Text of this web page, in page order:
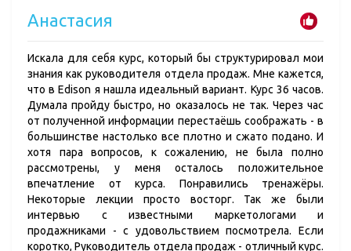
Анастасия
Искала для себя курс, который бы структурировал мои
знания как руководителя отдела продаж. Мне кажется,
что в Edison я нашла идеальный вариант. Курс 36 часов.
Думала пройду быстро, но оказалось не так. Через час
от полученной информации перестаёшь соображать - в
большинстве настолько все плотно и сжато подано. И
хотя пара вопросов, к сожалению, не была полно
рассмотрены, у меня осталось положительное
впечатление от курса. Понравились тренажёры.
Некоторые лекции просто восторг. Так же были
интервью с известными маркетологами и
продажниками - с удовольствием посмотрела. Если
коротко, Руководитель отдела продаж - отличный курс.